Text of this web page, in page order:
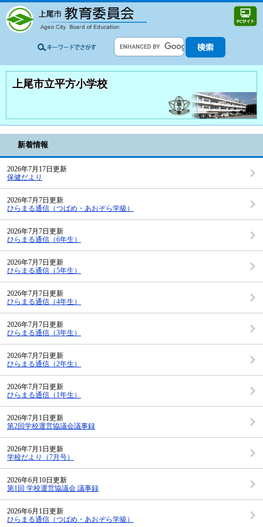
上尾市立平方小学校
新着情報
2026年7月17日更新
保健だより
2026年7月7日更新
ひらまる通信（つばめ・あおぞら学級）
2026年7月7日更新
ひらまる通信（6年生）
2026年7月7日更新
ひらまる通信（5年生）
2026年7月7日更新
ひらまる通信（4年生）
2026年7月7日更新
ひらまる通信（3年生）
2026年7月7日更新
ひらまる通信（2年生）
2026年7月7日更新
ひらまる通信（1年生）
2026年7月1日更新
第2回学校運営協議会議事録
2026年7月1日更新
学校だより（7月号）
2026年6月10日更新
第1回 学校運営協議会 議事録
2026年6月1日更新
ひらまる通信（つばめ・あおぞら学級）